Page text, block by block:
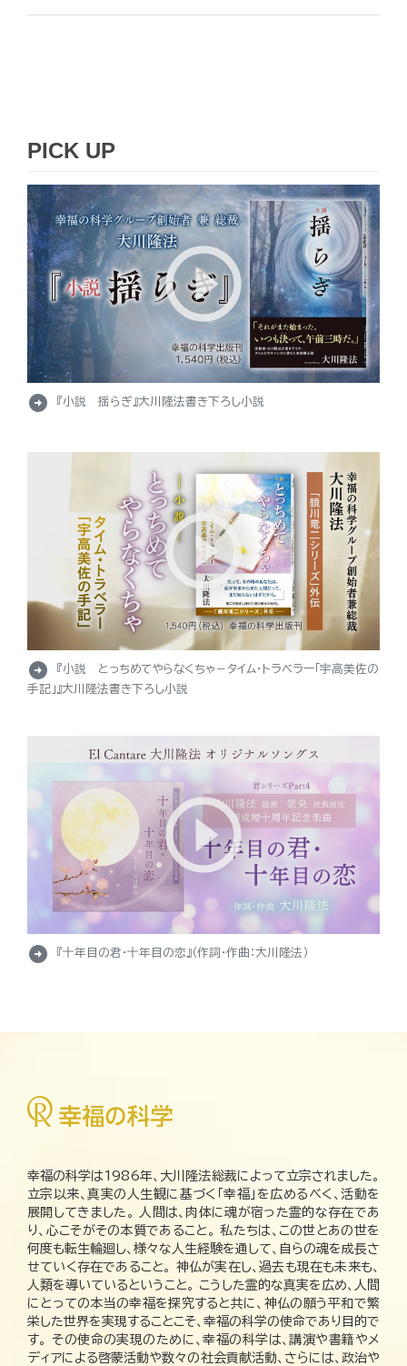
PICK UP
arrow_circle_right 『小説 揺らぎ』大川隆法書き下ろし小説
arrow_circle_right
『小説 とっちめてやらなくちゃ－タイム・トラベラー「宇高美佐の
手記」』大川隆法書き下ろし小説
arrow_circle_right 『十年目の君・十年目の恋』（作詞・作曲：大川隆法）
幸福の科学は1986年、大川隆法総裁によって立宗されました。
立宗以来、真実の人生観に基づく「幸福」を広めるべく、活動を
展開してきました。 人間は、肉体に魂が宿った霊的な存在であ
り、心こそがその本質であること。 私たちは、この世とあの世を
何度も転生輪廻し、様々な人生経験を通して、自らの魂を成長さ
せていく存在であること。 神仏が実在し、過去も現在も未来も、
人類を導いているということ。 こうした霊的な真実を広め、人間
にとっての本当の幸福を探究すると共に、神仏の願う平和で繁
栄した世界を実現することこそ、幸福の科学の使命であり目的で
す。 その使命の実現のために、幸福の科学は、講演や書籍やメ
ディアによる啓蒙活動や数々の社会貢献活動、さらには、政治や